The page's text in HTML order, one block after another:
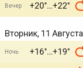
Вечер +20° +22°
Вторник, 11 Августа
Ночь +16° +19°